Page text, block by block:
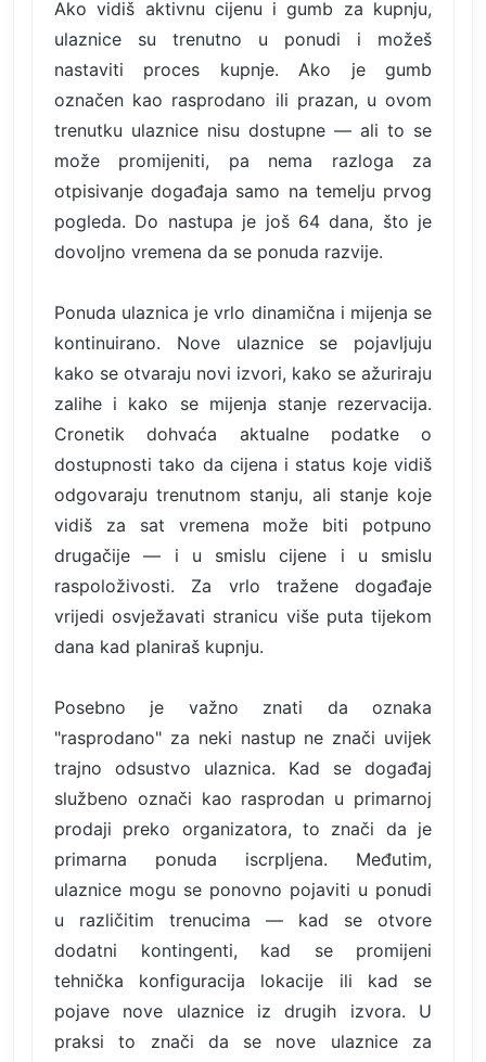
Ako vidiš aktivnu cijenu i gumb za kupnju,
ulaznice su trenutno u ponudi i možeš
nastaviti proces kupnje. Ako je gumb
označen kao rasprodano ili prazan, u ovom
trenutku ulaznice nisu dostupne — ali to se
može promijeniti, pa nema razloga za
otpisivanje događaja samo na temelju prvog
pogleda. Do nastupa je još 64 dana, što je
dovoljno vremena da se ponuda razvije.
Ponuda ulaznica je vrlo dinamična i mijenja se
kontinuirano. Nove ulaznice se pojavljuju
kako se otvaraju novi izvori, kako se ažuriraju
zalihe i kako se mijenja stanje rezervacija.
Cronetik dohvaća aktualne podatke o
dostupnosti tako da cijena i status koje vidiš
odgovaraju trenutnom stanju, ali stanje koje
vidiš za sat vremena može biti potpuno
drugačije — i u smislu cijene i u smislu
raspoloživosti. Za vrlo tražene događaje
vrijedi osvježavati stranicu više puta tijekom
dana kad planiraš kupnju.
Posebno je važno znati da oznaka
"rasprodano" za neki nastup ne znači uvijek
trajno odsustvo ulaznica. Kad se događaj
službeno označi kao rasprodan u primarnoj
prodaji preko organizatora, to znači da je
primarna ponuda iscrpljena. Međutim,
ulaznice mogu se ponovno pojaviti u ponudi
u različitim trenucima — kad se otvore
dodatni kontingenti, kad se promijeni
tehnička konfiguracija lokacije ili kad se
pojave nove ulaznice iz drugih izvora. U
praksi to znači da se nove ulaznice za